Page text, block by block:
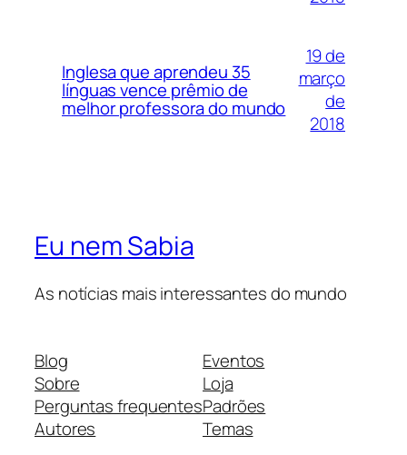
Inglesa que aprendeu 35
línguas vence prêmio de
melhor professora do mundo
19 de
março
de
2018
Eu nem Sabia
As notícias mais interessantes do mundo
Blog
Sobre
Perguntas frequentes
Autores
Eventos
Loja
Padrões
Temas